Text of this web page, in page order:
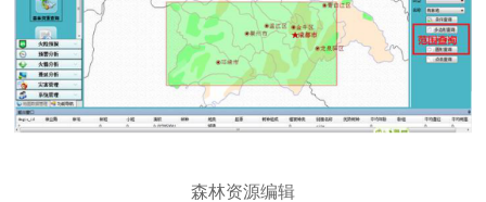
森林资源编辑